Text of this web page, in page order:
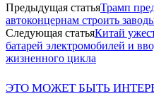
Предыдущая статьяТрамп
автоконцернам строить
Следующая статьяКитай
батарей электромобилей и
жизненного цикла
ЭТО МОЖЕТ БЫТЬ